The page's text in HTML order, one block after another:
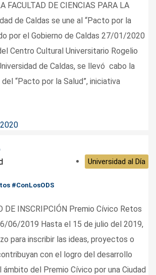
FACULTAD DE CIENCIAS PARA LA
de Caldas se une al “Pacto por la
por el Gobierno de Caldas 27/01/2020
Centro Cultural Universitario Rogelio
de Caldas, se llevó cabo la
“Pacto por la Salud”, iniciativa
Universidad al Día
#ConLosODS
DE INSCRIPCIÓN Premio Cívico Retos
06/2019 Hasta el 15 de julio del 2019,
para inscribir las ideas, proyectos o
con el logro del desarrollo
del Premio Cívico por una Ciudad